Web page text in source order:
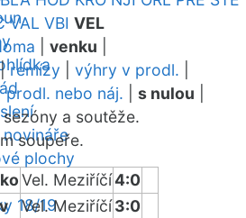
novináře
plochy
18/19
VAL VBI VEL
venku
remízy výhry v prodl.
prodl. nebo náj. s nulou
a soutěže.
soupeře.
Vel. Meziříčí4:0
Vel. Meziříčí3:0